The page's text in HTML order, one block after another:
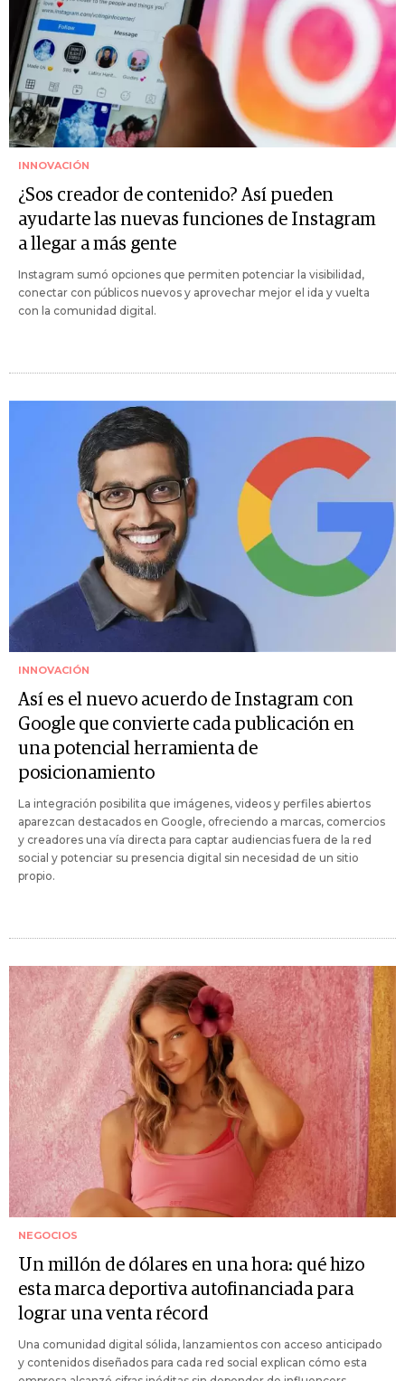
INNOVACIÓN
¿Sos creador de contenido? Así pueden
ayudarte las nuevas funciones de Instagram
a llegar a más gente
Instagram sumó opciones que permiten potenciar la visibilidad,
conectar con públicos nuevos y aprovechar mejor el ida y vuelta
con la comunidad digital.
INNOVACIÓN
Así es el nuevo acuerdo de Instagram con
Google que convierte cada publicación en
una potencial herramienta de
posicionamiento
La integración posibilita que imágenes, videos y perfiles abiertos
aparezcan destacados en Google, ofreciendo a marcas, comercios
y creadores una vía directa para captar audiencias fuera de la red
social y potenciar su presencia digital sin necesidad de un sitio
propio.
NEGOCIOS
Un millón de dólares en una hora: qué hizo
esta marca deportiva autofinanciada para
lograr una venta récord
Una comunidad digital sólida, lanzamientos con acceso anticipado
y contenidos diseñados para cada red social explican cómo esta